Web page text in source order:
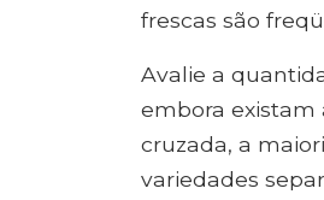
frescas são
Avalie a
embora existam
cruzada, a
variedades